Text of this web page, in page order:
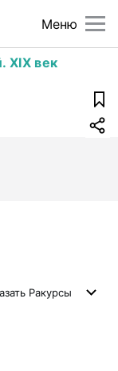
Меню
XIX век
Ракурсы